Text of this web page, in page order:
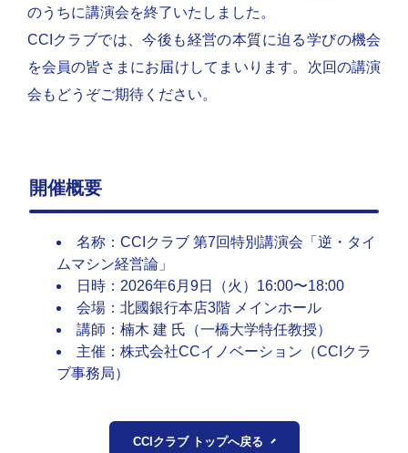
のうちに講演会を終了いたしました。
CCIクラブでは、今後も経営の本質に迫る学びの機会
を会員の皆さまにお届けしてまいります。次回の講演
会もどうぞご期待ください。
開催概要
名称：CCIクラブ 第7回特別講演会「逆・タイ
ムマシン経営論」
日時：2026年6月9日（火）16:00〜18:00
会場：北國銀行本店3階 メインホール
講師：楠木 建 氏（一橋大学特任教授）
主催：株式会社CCイノベーション（CCIクラ
ブ事務局）
CCIクラブ トップへ戻る